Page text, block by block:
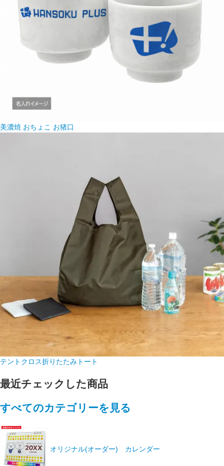
美濃焼 おちょこ お猪口
テントクロス折りたたみトート
最近チェックした商品
すべてのカテゴリーを見る
オリジナル(オーダー) カレンダー